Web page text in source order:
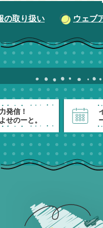
の取り扱い ウェブ
発信！
せのーと。